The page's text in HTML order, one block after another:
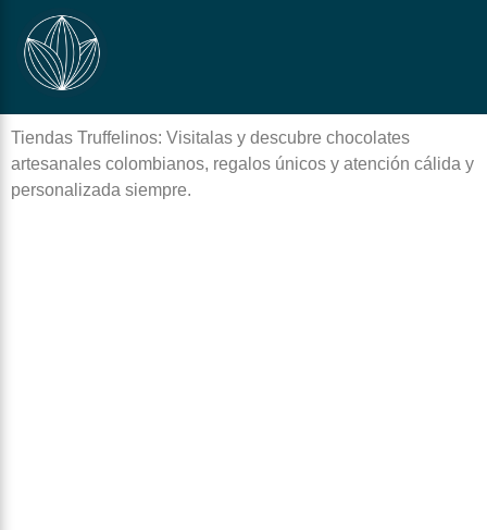
Tiendas Truffelinos: Visitalas y descubre chocolates
artesanales colombianos, regalos únicos y atención cálida y
personalizada siempre.